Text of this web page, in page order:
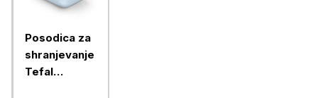
Posodica za
shranjevanje
Tefal